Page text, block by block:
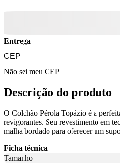
Entrega
Não sei meu CEP
Descrição do produto
O Colchão Pérola Topázio é a
revigorantes. Seu revestimento em
malha bordado para oferecer um
Ficha técnica
Tamanho